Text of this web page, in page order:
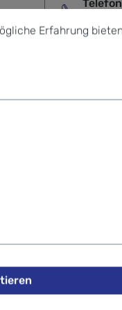
+49
Erfahrung bieten
Erfahrung